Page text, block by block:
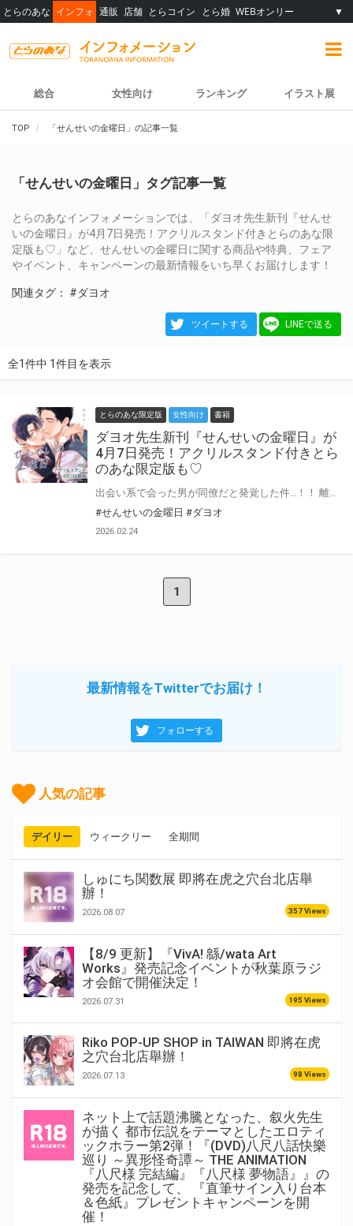
とらのあな インフォ 通販 店舗 とらコイン とら婚 WEBオンリー ▼
総合 女性向け ランキング イラスト展
TOP 「せんせいの金曜日」の記事一覧
「せんせいの金曜日」タグ記事一覧
とらのあなインフォメーションでは、「ダヨオ先生新刊『せんせ
いの金曜日』が4月7日発売！アクリルスタンド付きとらのあな限
定版も♡」など、せんせいの金曜日に関する商品や特典、フェア
やイベント、キャンペーンの最新情報をいち早くお届けします！
関連タグ： #ダヨオ
ツイートする LINEで送る
全1件中 1件目を表示
とらのあな限定版 女性向け 書籍
ダヨオ先生新刊『せんせいの金曜日』が
4月7日発売！アクリルスタンド付きとら
のあな限定版も♡
#せんせいの金曜日 #ダヨオ
2026.02.24
1
最新情報をTwitterでお届け！
フォローする
人気の記事
デイリー ウィークリー 全期間
しゅにち関数展 即將在虎之穴台北店舉
辦！
2026.08.07 357 Views
【8/9 更新】『VivA! 緜/wata Art
Works』発売記念イベントが秋葉原ラジ
オ会館で開催決定！
2026.07.31 195 Views
Riko POP-UP SHOP in TAIWAN 即將在虎
之穴台北店舉辦！
2026.07.13 98 Views
ネット上で話題沸騰となった、叙火先生
が描く 都市伝説をテーマとしたエロティ
ックホラー第2弾！『(DVD)八尺八話快樂
巡り ～異形怪奇譚～ THE ANIMATION
『八尺様 完結編』『八尺様 夢物語』』の
発売を記念して、 『直筆サイン入り台本
＆色紙』プレゼントキャンペーンを開
催！